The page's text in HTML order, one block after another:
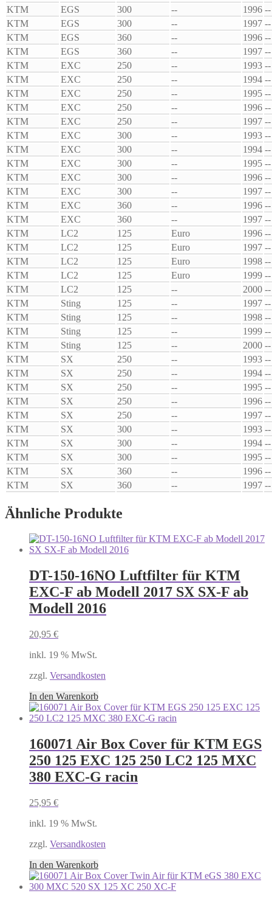
KTM
EGS 300 -- 1996 --
KTM
EGS 300 -- 1997 --
KTM
EGS 360 -- 1996 --
KTM
EGS 360 -- 1997 --
KTM
EXC 250 -- 1993 --
KTM
EXC 250 -- 1994 --
KTM
EXC 250 -- 1995 --
KTM
EXC 250 -- 1996 --
KTM
EXC 250 -- 1997 --
KTM
EXC 300 -- 1993 --
KTM
EXC 300 -- 1994 --
KTM
EXC 300 -- 1995 --
KTM
EXC 300 -- 1996 --
KTM
EXC 300 -- 1997 --
KTM
EXC 360 -- 1996 --
KTM
EXC 360 -- 1997 --
KTM
LC2 125 Euro 1996 --
KTM
LC2 125 Euro 1997 --
KTM
LC2 125 Euro 1998 --
KTM
LC2 125 Euro 1999 --
KTM
LC2 125 -- 2000 --
KTM
Sting 125 -- 1997 --
KTM
Sting 125 -- 1998 --
KTM
Sting 125 -- 1999 --
KTM
Sting 125 -- 2000 --
KTM
SX 250 -- 1993 --
KTM
SX 250 -- 1994 --
KTM
SX 250 -- 1995 --
KTM
SX 250 -- 1996 --
KTM
SX 250 -- 1997 --
KTM
SX 300 -- 1993 --
KTM
SX 300 -- 1994 --
KTM
SX 300 -- 1995 --
KTM
SX 360 -- 1996 --
KTM
SX 360 -- 1997 --
Ähnliche Produkte
DT-150-16NO Luftfilter für KTM
EXC-F ab Modell 2017 SX SX-F ab
Modell 2016
20,95 €
inkl. 19 % MwSt.
zzgl. Versandkosten
In den Warenkorb
160071 Air Box Cover für KTM EGS
250 125 EXC 125 250 LC2 125 MXC
380 EXC-G racin
25,95 €
inkl. 19 % MwSt.
zzgl. Versandkosten
In den Warenkorb